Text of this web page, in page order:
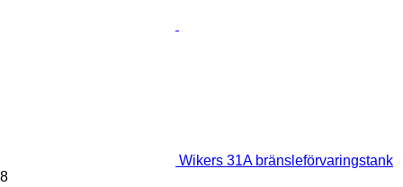
Wikers 31A bränsleförvaringstank
8